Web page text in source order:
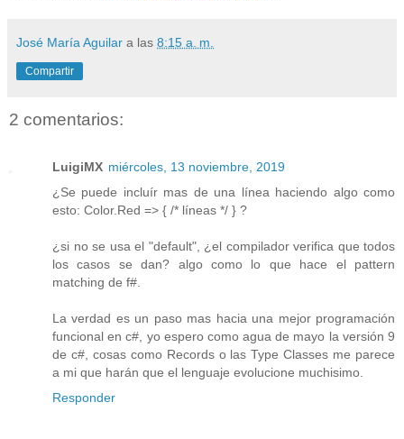
José María Aguilar a las 8:15 a. m.
Compartir
2 comentarios:
LuigiMX miércoles, 13 noviembre, 2019
¿Se puede incluír mas de una línea haciendo algo como
esto: Color.Red => { /* líneas */ } ?
¿si no se usa el "default", ¿el compilador verifica que todos
los casos se dan? algo como lo que hace el pattern
matching de f#.
La verdad es un paso mas hacia una mejor programación
funcional en c#, yo espero como agua de mayo la versión 9
de c#, cosas como Records o las Type Classes me parece
a mi que harán que el lenguaje evolucione muchisimo.
Responder